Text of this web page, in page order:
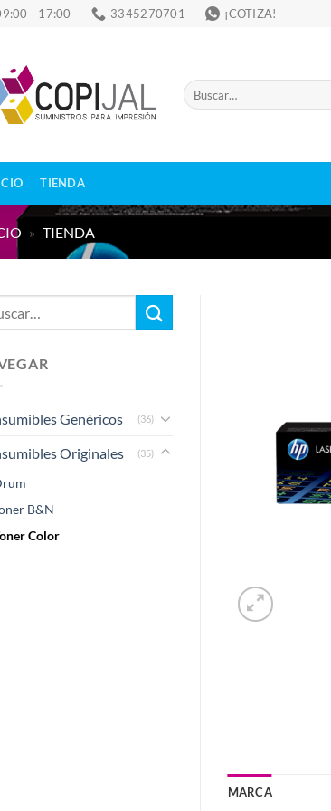
- 17:00 3345270701 ¡COTIZA!
Buscar
por:
TIENDA
» TIENDA
Genéricos (36)
Originales (35)
B&N
Color
MARCA